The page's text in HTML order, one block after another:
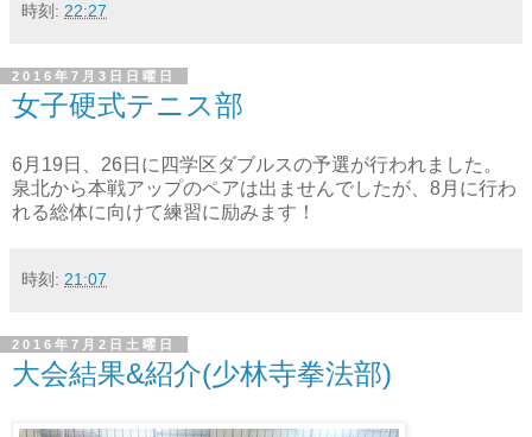
時刻: 22:27
2016年7月3日日曜日
女子硬式テニス部
6月19日、26日に四学区ダブルスの予選が行われました。
泉北から本戦アップのペアは出ませんでしたが、8月に行わ
れる総体に向けて練習に励みます！
時刻: 21:07
2016年7月2日土曜日
大会結果&紹介(少林寺拳法部)